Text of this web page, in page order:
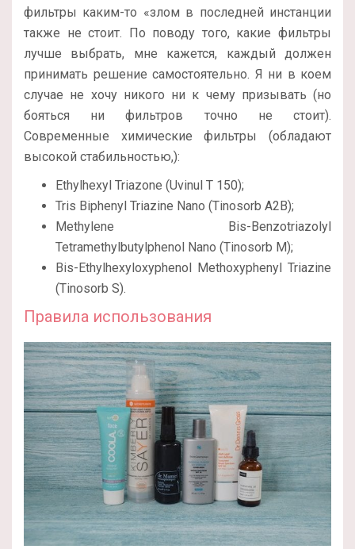
фильтры каким-то «злом в последней инстанции
также не стоит. По поводу того, какие фильтры
лучше выбрать, мне кажется, каждый должен
принимать решение самостоятельно. Я ни в коем
случае не хочу никого ни к чему призывать (но
бояться ни фильтров точно не стоит).
Современные химические фильтры (обладают
высокой стабильностью,):
Ethylhexyl Triazone (Uvinul T 150);
Tris Biphenyl Triazine Nano (Tinosorb A2B);
Methylene Bis-Benzotriazolyl
Tetramethylbutylphenol Nano (Tinosorb M);
Bis-Ethylhexyloxyphenol Methoxyphenyl Triazine
(Tinosorb S).
Правила использования